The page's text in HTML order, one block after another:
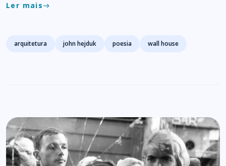
Ler maiseast
Tags
arquitetura john hejduk poesia wall house